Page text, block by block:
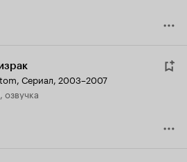
, Сериал, 2003–2007
озвучка